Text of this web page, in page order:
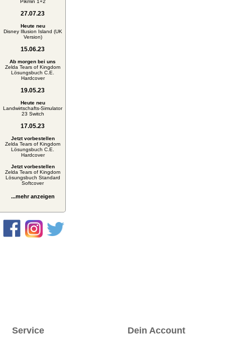
Pikmin 1+2
27.07.23
Heute neu
Disney Illusion Island (UK
Version)
15.06.23
Ab morgen bei uns
Zelda Tears of Kingdom
Lösungsbuch C.E.
Hardcover
19.05.23
Heute neu
Landwirtschafts-Simulator
23 Switch
17.05.23
Jetzt vorbestellen
Zelda Tears of Kingdom
Lösungsbuch C.E.
Hardcover
Jetzt vorbestellen
Zelda Tears of Kingdom
Lösungsbuch Standard
Softcover
...mehr anzeigen
Service Dein Account